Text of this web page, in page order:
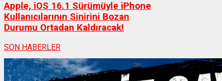
Apple, iOS 16.1 Sürümüyle iPhone
Kullanıcılarının Sinirini Bozan
Durumu Ortadan Kaldıracak!
SON HABERLER